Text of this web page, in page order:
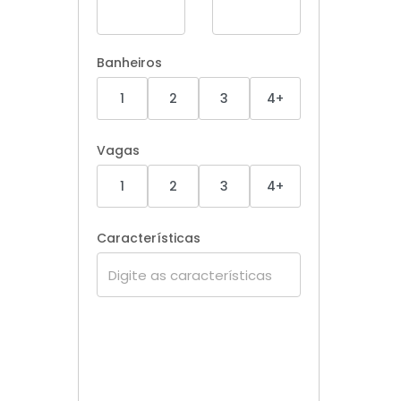
Banheiros
1
2 3 4+
Vagas
1
2 3 4+
Características